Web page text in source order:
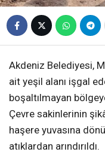
Akdeniz Belediyesi,
ait yeşil alanı işgal
boşaltılmayan
Çevre sakinlerinin
haşere yuvasına
atıklardan arındırıldı.